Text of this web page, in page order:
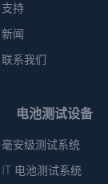
支持
新闻
联系我们
电池测试设备
毫安级测试系统
IT 电池测试系统